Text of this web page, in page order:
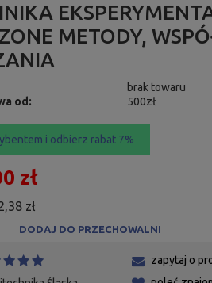
METODY,
brak towaru
od:
500zł
i odbierz rabat 7%
zł
zł
DODAJ DO PRZECHOWALNI
zapytaj o